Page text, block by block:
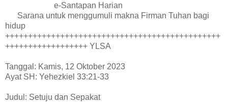
e-Santapan Harian
Sarana untuk menggumuli makna Firman Tuhan bagi
hidup
+++++++++++++++++++++++++++++++++++++++++++++++
++++++++++++++++++ YLSA
Tanggal: Kamis, 12 Oktober 2023
Ayat SH: Yehezkiel 33:21-33
Judul: Setuju dan Sepakat